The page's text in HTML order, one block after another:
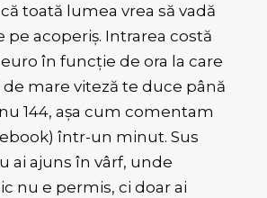
toată lumea vrea să vadă
pe acoperiș. Intrarea costă
în funcție de ora la care
mare viteză te duce până
144, așa cum comentam
într-un minut. Sus
ai ajuns în vârf, unde
nu e permis, ci doar ai